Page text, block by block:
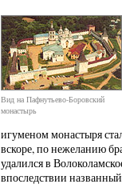
Вид на Пафнутьево-Боровский
монастырь
игуменом монастыря
вскоре, по нежеланию
удалился в
впоследствии